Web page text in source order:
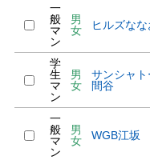
一
般
マ
ン
男
女
ヒルズなな
学
生
マ
ン
男
女
サンシャト
間谷
一
般
マ
ン
男
女
WGB江坂